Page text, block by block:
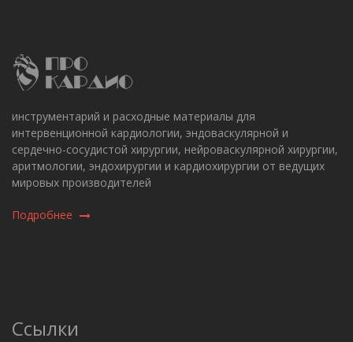
инструментарий и расходные материалы для
интервенционной кардиологии, эндоваскулярной и
сердечно-сосудистой хирургии, нейроваскулярной хирургии,
аритмологии, эндохирургии и кардиохирургии от ведущих
мировых производителей
Подробнее
Ссылки